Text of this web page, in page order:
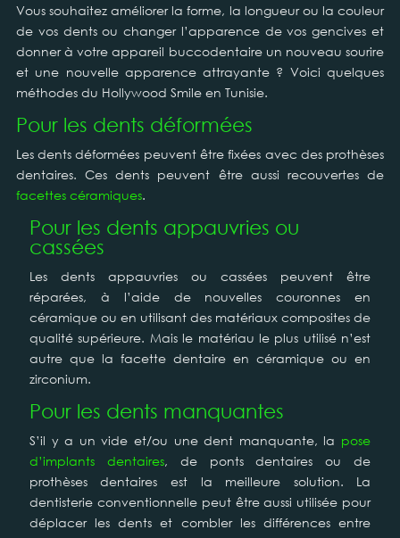
Vous souhaitez améliorer la forme, la longueur ou la couleur
de vos dents ou changer l’apparence de vos gencives et
donner à votre appareil buccodentaire un nouveau sourire
et une nouvelle apparence attrayante ? Voici quelques
méthodes du Hollywood Smile en Tunisie.
Pour les dents déformées
Les dents déformées peuvent être fixées avec des prothèses
dentaires. Ces dents peuvent être aussi recouvertes de
facettes céramiques.
Pour les dents appauvries ou
cassées
Les dents appauvries ou cassées peuvent être
réparées, à l’aide de nouvelles couronnes en
céramique ou en utilisant des matériaux composites de
qualité supérieure. Mais le matériau le plus utilisé n’est
autre que la facette dentaire en céramique ou en
zirconium.
Pour les dents manquantes
S’il y a un vide et/ou une dent manquante, la pose
d’implants dentaires, de ponts dentaires ou de
prothèses dentaires est la meilleure solution. La
dentisterie conventionnelle peut être aussi utilisée pour
déplacer les dents et combler les différences entre